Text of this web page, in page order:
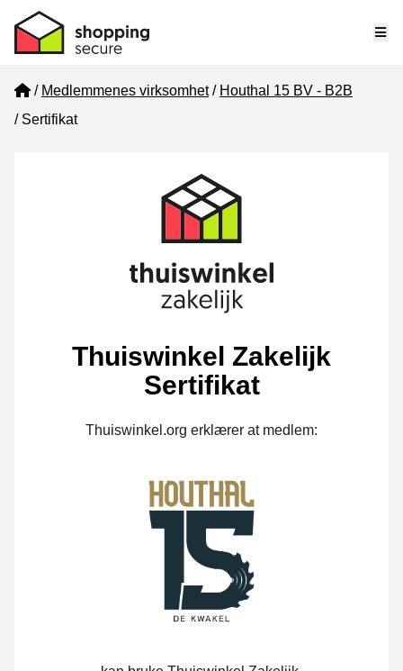
Home
Medlemmenes virksomhet
Houthal 15 BV - B2B
Sertifikat
Thuiswinkel Zakelijk
Sertifikat
Thuiswinkel.org erklærer at medlem: